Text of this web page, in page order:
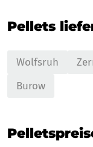
Pellets
Wolfsruh
Burow